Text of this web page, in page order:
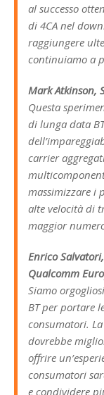
al successo
di 4CA nel
raggiungere
continuiamo a
Mark Atkinson,
Questa
di lunga data
carrier
massimizzare i
alte velocità di
maggior
Enrico
Qualcomm
Siamo
BT per portare
consumatori.
dovrebbe
offrire
consumatori
e condividere